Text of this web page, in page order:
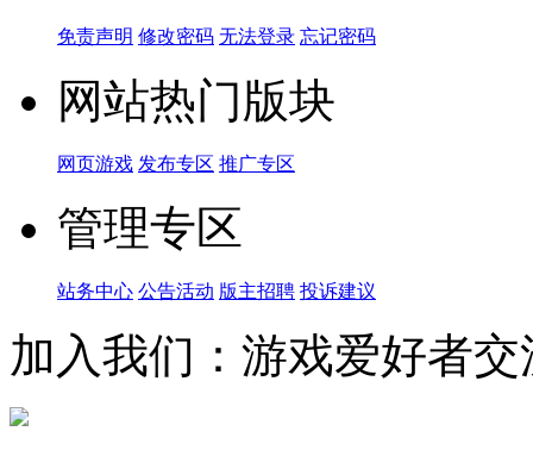
免责声明 修改密码 无法登录 忘记密码
网站热门版块
网页游戏 发布专区 推广专区
管理专区
站务中心 公告活动 版主招聘 投诉建议
加入我们：游戏爱好者交